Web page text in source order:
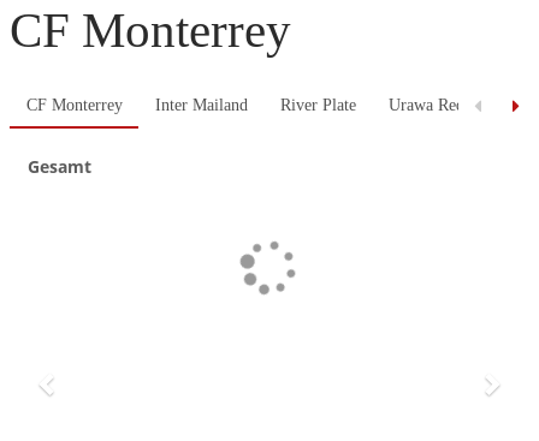
CF Monterrey
CF Monterrey Inter Mailand River Plate Urawa Red Diamonds
Gesamt